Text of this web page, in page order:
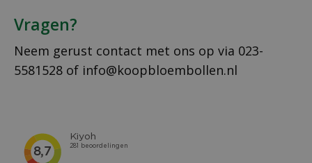
Vragen?
Neem gerust contact met ons op via 023-
5581528 of info@koopbloembollen.nl